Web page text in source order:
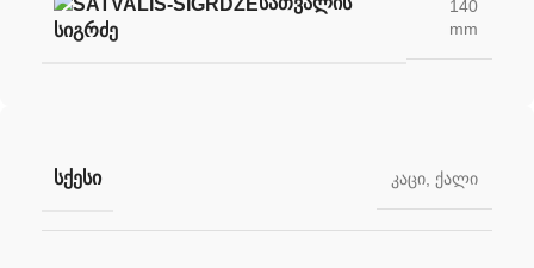
ᲡᲘᲒᲠᲫᲔ
140
mm
ᲡᲥᲔᲡᲘ კაცი, ქალი